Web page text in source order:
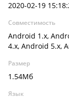
2020-02-19
Совместимость
Android 1.x,
4.x, Android 5.x,
Размер
1.54Мб
Язык